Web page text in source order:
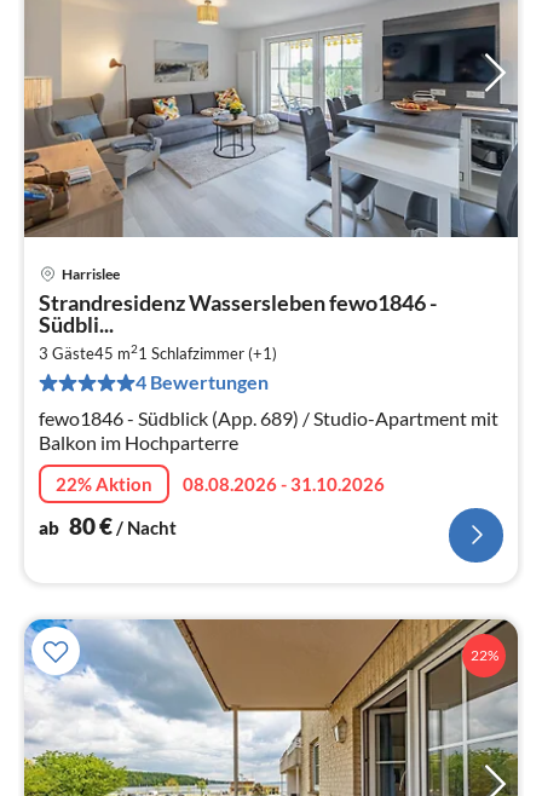
Harrislee
Strandresidenz Wassersleben fewo1846 -
Südbli...
3 Gäste45 m21 Schlafzimmer (+1)
4 Bewertungen
fewo1846 - Südblick (App. 689) / Studio-Apartment mit
Balkon im Hochparterre
22% Aktion
08.08.2026 - 31.10.2026
ab 80€/ Nacht
22%